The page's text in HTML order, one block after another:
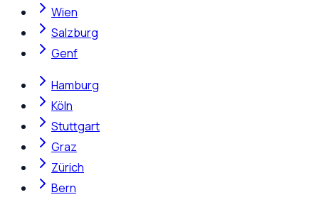
Wien
Salzburg
Genf
Hamburg
Köln
Stuttgart
Graz
Zürich
Bern